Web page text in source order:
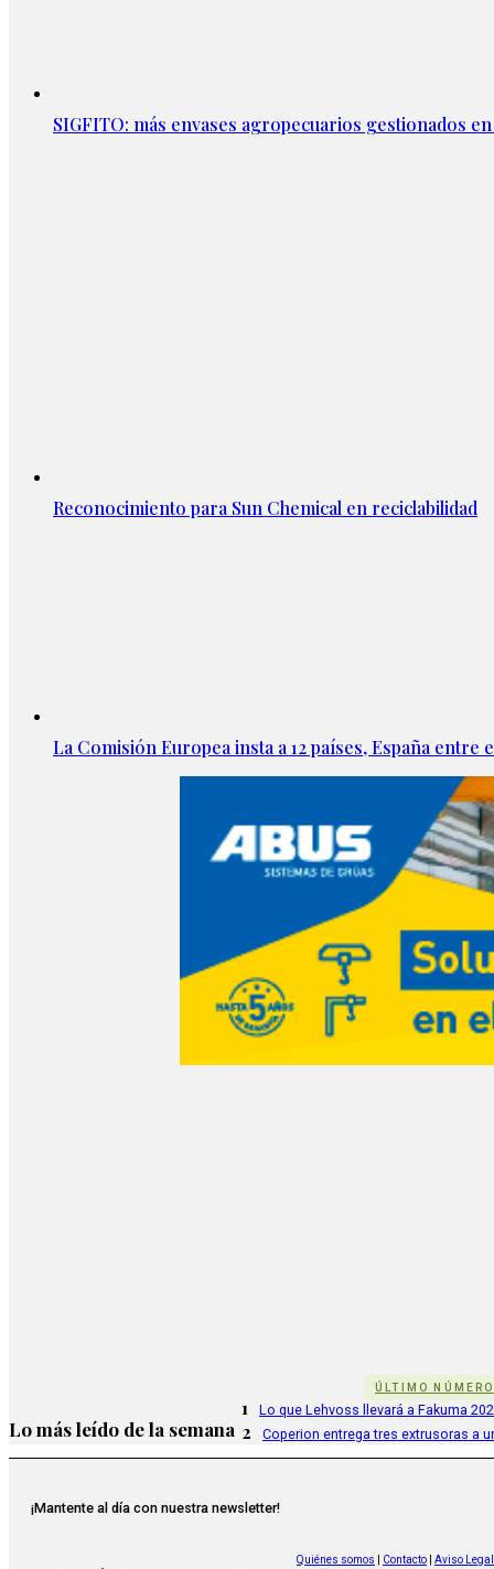
SIGFITO: más envases agropecuarios gestionados en
Reconocimiento para Sun Chemical en reciclabilidad
La Comisión Europea insta a 12 países, España
ÚLTIMO NÚMERO
Lo más leído de la semana
1 Lo que Lehvoss llevará a Fakuma
2 Coperion entrega tres extrusoras a
¡Mantente al día con nuestra newsletter!
Quiénes somos Contacto
Aviso Legal